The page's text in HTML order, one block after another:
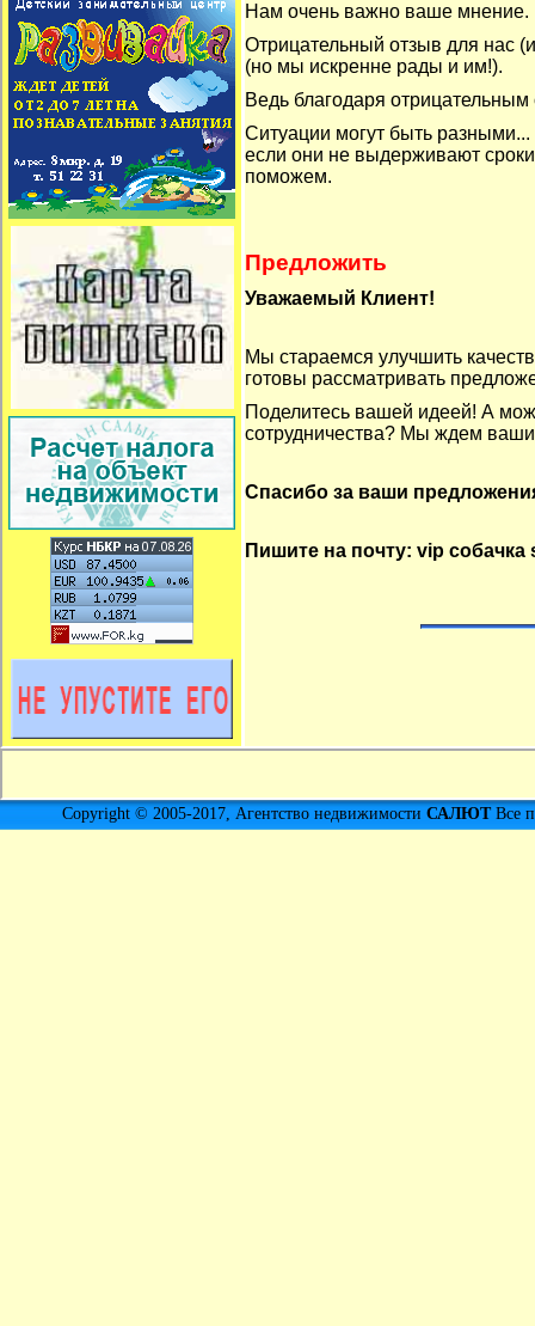
Нам очень важно ваше мнение.
Отрицательный отзыв для нас
(но мы искренне рады и им!).
Ведь благодаря
Ситуации могут быть
если они не выдерживают
поможем.
Предложить
Уважаемый Клиент!
Мы стараемся улучшить
готовы рассматривать
Поделитесь вашей идеей! А
сотрудничества? Мы ждем
Спасибо за ваши
Пишите на почту: vip собачка
Copyright © 2005-2017, Агентство недвижимости САЛЮТВсе